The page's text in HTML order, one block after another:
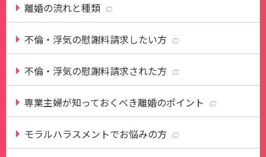
離婚の流れと種類
不倫・浮気の慰謝料請求したい方
不倫・浮気の慰謝料請求された方
専業主婦が知っておくべき離婚のポイント
モラルハラスメントでお悩みの方